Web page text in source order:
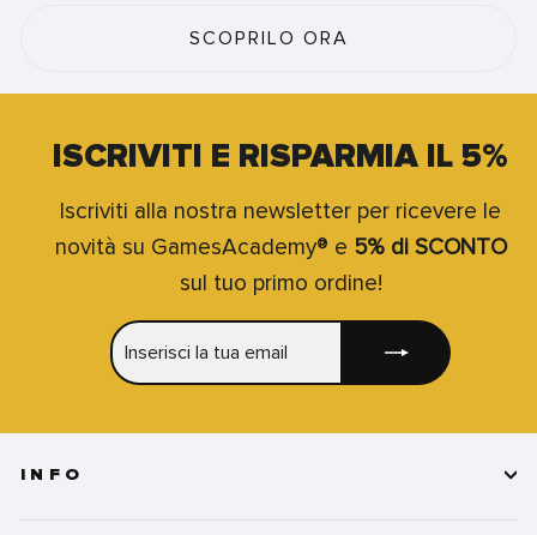
SCOPRILO ORA
ISCRIVITI E RISPARMIA IL 5%
Iscriviti alla nostra newsletter per ricevere le
novità su GamesAcademy® e 5% di SCONTO
sul tuo primo ordine!
LA
INFO